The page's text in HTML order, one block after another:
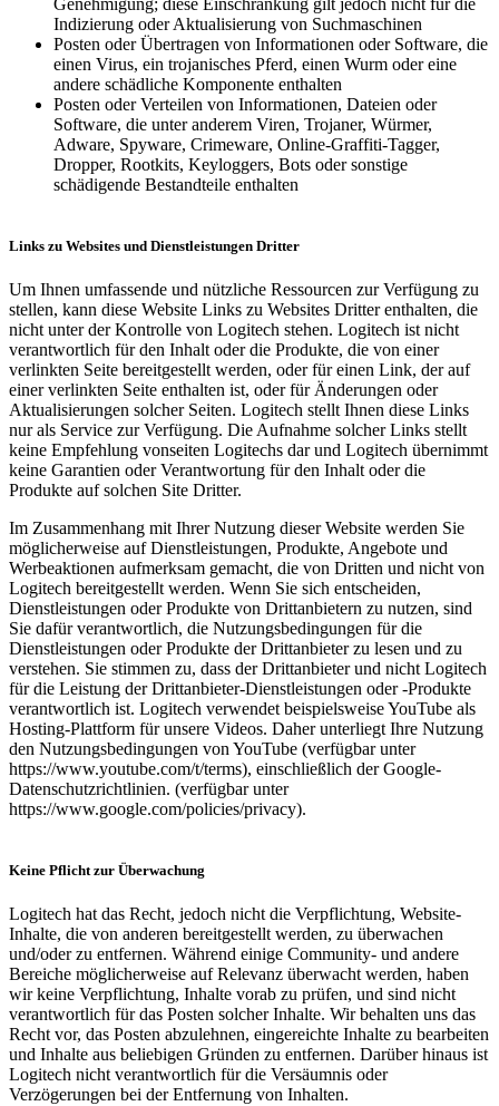
Indizierung oder Aktualisierung von Suchmaschinen
Posten oder Übertragen von Informationen oder Software, die
einen Virus, ein trojanisches Pferd, einen Wurm oder eine
andere schädliche Komponente enthalten
Posten oder Verteilen von Informationen, Dateien oder
Software, die unter anderem Viren, Trojaner, Würmer,
Adware, Spyware, Crimeware, Online-Graffiti-Tagger,
Dropper, Rootkits, Keyloggers, Bots oder sonstige
schädigende Bestandteile enthalten
Links zu Websites und Dienstleistungen Dritter
Um Ihnen umfassende und nützliche Ressourcen zur Verfügung zu
stellen, kann diese Website Links zu Websites Dritter enthalten, die
nicht unter der Kontrolle von Logitech stehen. Logitech ist nicht
verantwortlich für den Inhalt oder die Produkte, die von einer
verlinkten Seite bereitgestellt werden, oder für einen Link, der auf
einer verlinkten Seite enthalten ist, oder für Änderungen oder
Aktualisierungen solcher Seiten. Logitech stellt Ihnen diese Links
nur als Service zur Verfügung. Die Aufnahme solcher Links stellt
keine Empfehlung vonseiten Logitechs dar und Logitech übernimmt
keine Garantien oder Verantwortung für den Inhalt oder die
Produkte auf solchen Site Dritter.
Im Zusammenhang mit Ihrer Nutzung dieser Website werden Sie
möglicherweise auf Dienstleistungen, Produkte, Angebote und
Werbeaktionen aufmerksam gemacht, die von Dritten und nicht von
Logitech bereitgestellt werden. Wenn Sie sich entscheiden,
Dienstleistungen oder Produkte von Drittanbietern zu nutzen, sind
Sie dafür verantwortlich, die Nutzungsbedingungen für die
Dienstleistungen oder Produkte der Drittanbieter zu lesen und zu
verstehen. Sie stimmen zu, dass der Drittanbieter und nicht Logitech
für die Leistung der Drittanbieter-Dienstleistungen oder -Produkte
verantwortlich ist. Logitech verwendet beispielsweise YouTube als
Hosting-Plattform für unsere Videos. Daher unterliegt Ihre Nutzung
den Nutzungsbedingungen von YouTube (verfügbar unter
https://www.youtube.com/t/terms), einschließlich der Google-
Datenschutzrichtlinien. (verfügbar unter
https://www.google.com/policies/privacy).
Keine Pflicht zur Überwachung
Logitech hat das Recht, jedoch nicht die Verpflichtung, Website-
Inhalte, die von anderen bereitgestellt werden, zu überwachen
und/oder zu entfernen. Während einige Community- und andere
Bereiche möglicherweise auf Relevanz überwacht werden, haben
wir keine Verpflichtung, Inhalte vorab zu prüfen, und sind nicht
verantwortlich für das Posten solcher Inhalte. Wir behalten uns das
Recht vor, das Posten abzulehnen, eingereichte Inhalte zu bearbeiten
und Inhalte aus beliebigen Gründen zu entfernen. Darüber hinaus ist
Logitech nicht verantwortlich für die Versäumnis oder
Verzögerungen bei der Entfernung von Inhalten.